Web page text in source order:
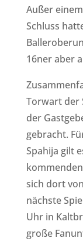
Außer
Schluss
16ner aber
Torwart der
der
gebracht.
Spahija gilt
sich dort
nächste
Uhr in
große